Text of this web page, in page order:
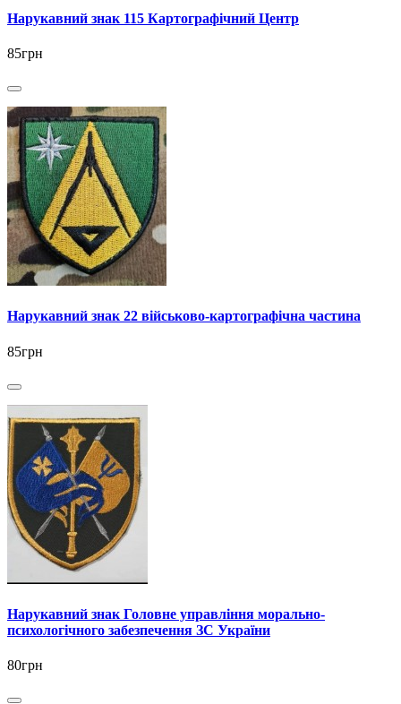
Нарукавний знак 115 Картографічний Центр
85грн
Нарукавний знак 22 військово-картографічна частина
85грн
Нарукавний знак Головне управління морально-
психологічного забезпечення ЗС України
80грн